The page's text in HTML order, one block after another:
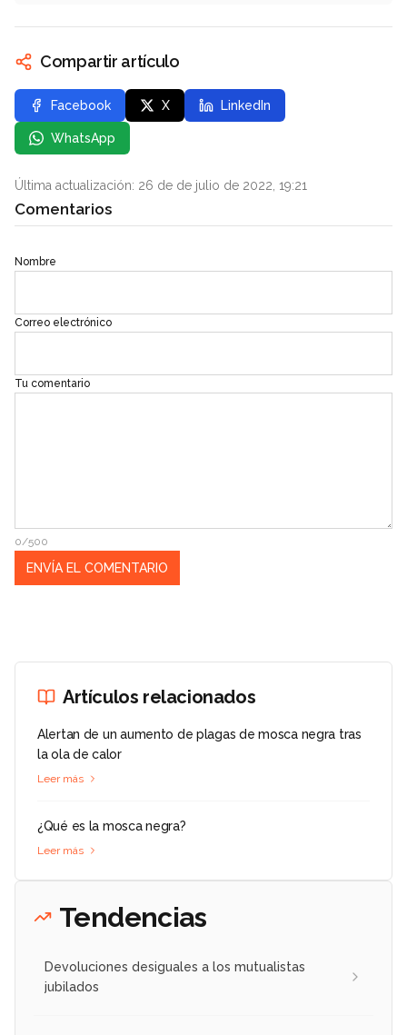
Compartir artículo
Facebook X LinkedIn
WhatsApp
Última actualización: 26 de de julio de 2022, 19:21
Comentarios
Nombre
Correo electrónico
Tu comentario
0/500
Artículos relacionados
Alertan de un aumento de plagas de mosca negra tras
la ola de calor
Leer más
¿Qué es la mosca negra?
Leer más
Tendencias
Devoluciones desiguales a los mutualistas
jubilados